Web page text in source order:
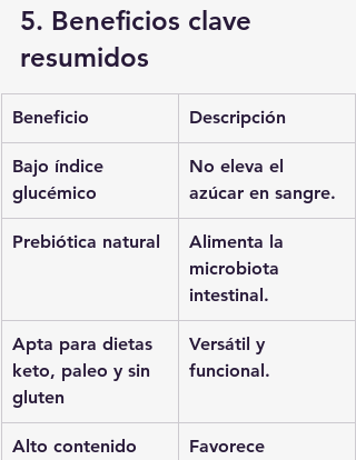
5. Beneficios clave
resumidos
Beneficio Descripción
Bajo índice
glucémico
No eleva el
azúcar en sangre.
Prebiótica natural
Alimenta la
microbiota
intestinal.
Apta para dietas
keto, paleo y sin
gluten
Versátil y
funcional.
Alto contenido
Favorece